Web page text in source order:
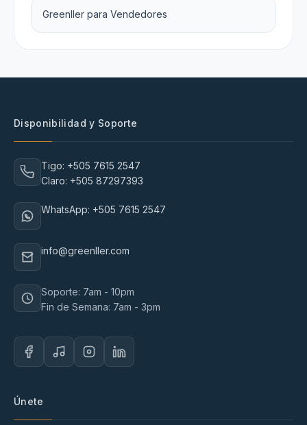
Greenller para Vendedores
Disponibilidad y Soporte
Tigo: +505 7615 2547
Claro: +505 87297393
WhatsApp: +505 7615 2547
info@greenller.com
Soporte: 7am - 10pm
Fin de Semana: 7am - 3pm
Únete